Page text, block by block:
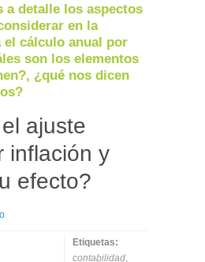
a detalle los aspectos
en la
el cálculo anual por
son los elementos
¿qué nos dicen
ajuste
inflación y
efecto?
Etiquetas:
contabilidad,